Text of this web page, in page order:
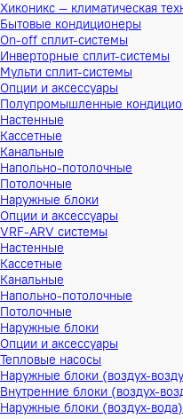
Хиконикс — климатическая
Бытовые кондиционеры
On-off сплит-системы
Инверторные сплит-системы
Мульти сплит-системы
Опции и аксессуары
Полупромышленные
Настенные
Кассетные
Канальные
Напольно-потолочные
Потолочные
Наружные блоки
Опции и аксессуары
VRF-ARV системы
Настенные
Кассетные
Канальные
Напольно-потолочные
Потолочные
Наружные блоки
Опции и аксессуары
Тепловые насосы